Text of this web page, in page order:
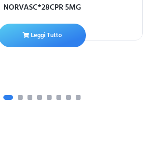
NORVASC*28CPR 5MG
Leggi Tutto